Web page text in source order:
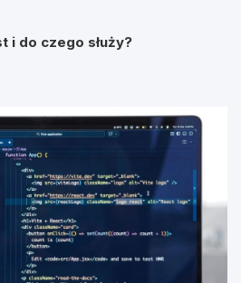
i do czego służy?